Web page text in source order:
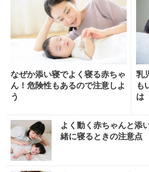
なぜか添い寝でよく寝る赤ちゃ
ん！危険性もあるので注意しよ
う
乳
も
は
よく動く赤ちゃんと添
緒に寝るときの注意点